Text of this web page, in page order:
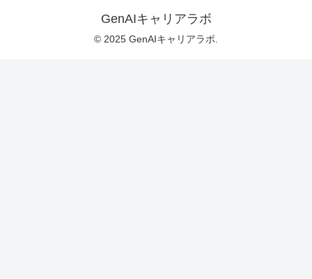
GenAIキャリアラボ
© 2025 GenAIキャリアラボ.